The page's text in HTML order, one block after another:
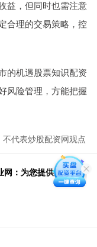
益，但同时也需注意
合理的交易策略，控
的机遇股票知识配资
风险管理，方能把握
代表炒股配资网观点
网：为您提供安全可